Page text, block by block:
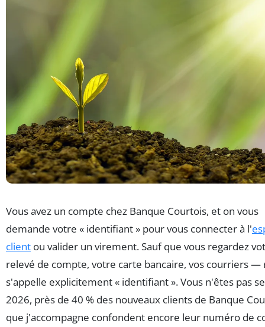
Vous avez un compte chez Banque Courtois, et on vous
demande votre « identifiant » pour vous connecter à l'
client ou valider un virement. Sauf que vous regardez
relevé de compte, votre carte bancaire, vos courriers —
s'appelle explicitement « identifiant ». Vous n'êtes pas
2026, près de 40 % des nouveaux clients de Banque
que j'accompagne confondent encore leur numéro de